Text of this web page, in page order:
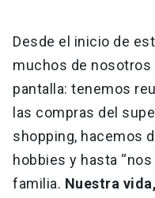
Desde el inicio de
muchos de nosotros
pantalla: tenemos
las compras del
shopping, hacemos
hobbies y hasta
familia. Nuestra